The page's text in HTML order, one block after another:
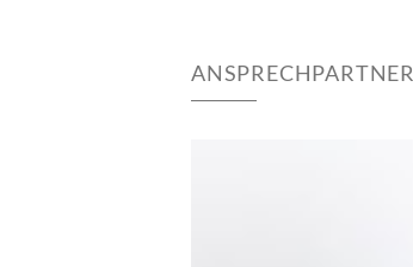
ANSPRECHPARTNER